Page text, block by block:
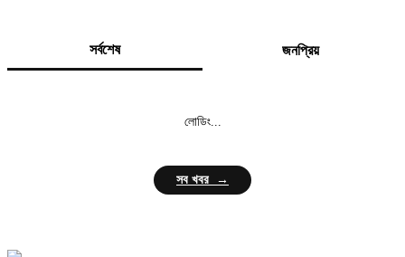
সর্বশেষ জনপ্রিয়
লোডিং...
সব খবর →